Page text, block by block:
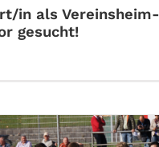
in als Vereinsheim-
gesucht!